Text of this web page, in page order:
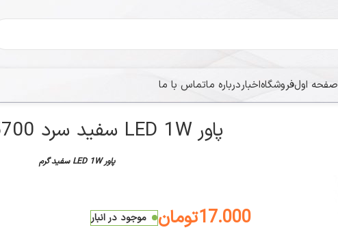
صفحه اولفروشگاهاخباردرباره ماتماس با ما
پاور LED 1W سفید سرد k5300-5700
پاور LED 1W سفید گرم
17.000تومان موجود در انبار